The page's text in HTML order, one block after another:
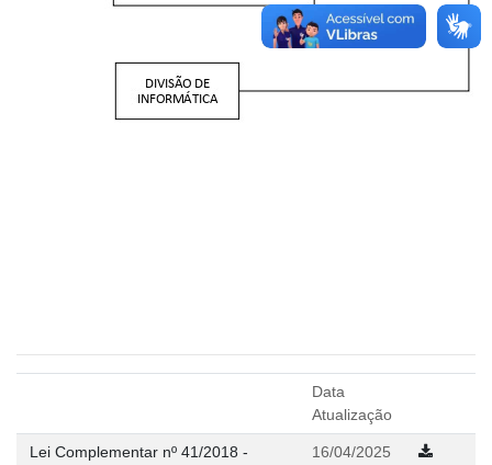
Data
Atualização
Lei Complementar nº 41/2018 -
16/04/2025